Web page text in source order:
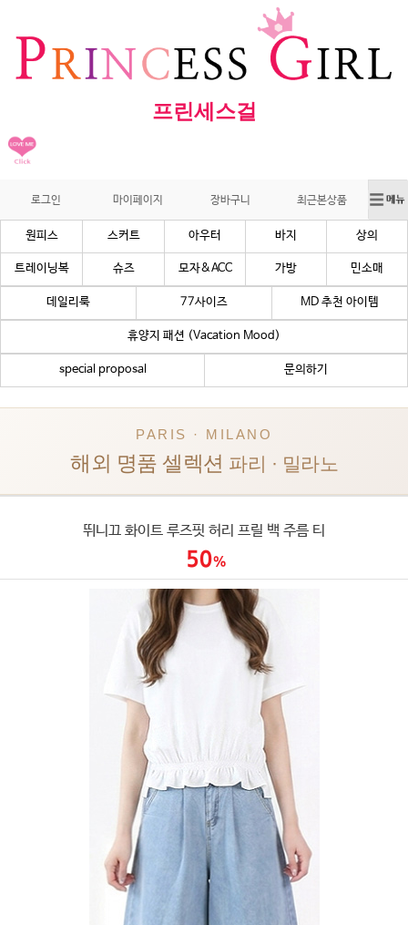
프린세스걸
로그인 마이페이지 장바구니 최근본상품
원피스 스커트 아우터 바지 상의
트레이닝복 슈즈 모자&ACC 가방 민소매
데일리룩 77사이즈 MD 추천 아이템
휴양지 패션 (Vacation Mood)
special proposal 문의하기
PARIS · MILANO
해외 명품 셀렉션 파리 · 밀라노
뛰니끄 화이트 루즈핏 허리 프릴 백 주름 티